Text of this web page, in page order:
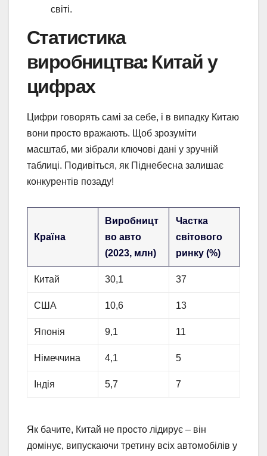
світі.
Статистика
виробництва: Китай у
цифрах
Цифри говорять самі за себе, і в випадку Китаю
вони просто вражають. Щоб зрозуміти
масштаб, ми зібрали ключові дані у зручній
таблиці. Подивіться, як Піднебесна залишає
конкурентів позаду!
Країна
Виробницт
во авто
(2023, млн)
Частка
світового
ринку (%)
Китай 30,1 37
США 10,6 13
Японія 9,1 11
Німеччина 4,1 5
Індія 5,7 7
Як бачите, Китай не просто лідирує – він
домінує, випускаючи третину всіх автомобілів у